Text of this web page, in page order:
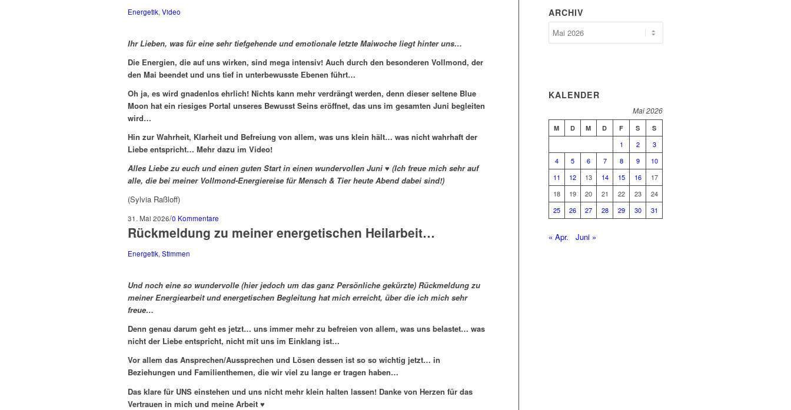
Energetik, Video
Ihr Lieben, was für eine sehr tiefgehende und emotionale letzte Maiwoche liegt hinter uns…
Die Energien, die auf uns wirken, sind mega intensiv! Auch durch den besonderen Vollmond, der
den Mai beendet und uns tief in unterbewusste Ebenen führt…
Oh ja, es wird gnadenlos ehrlich! Nichts kann mehr verdrängt werden, denn dieser seltene Blue
Moon hat ein riesiges Portal unseres Bewusst Seins eröffnet, das uns im gesamten Juni begleiten
wird…
Hin zur Wahrheit, Klarheit und Befreiung von allem, was uns klein hält… was nicht wahrhaft der
Liebe entspricht… Mehr dazu im Video!
Alles Liebe zu euch und einen guten Start in einen wundervollen Juni ♥ (Ich freue mich sehr auf
alle, die bei meiner Vollmond-Energiereise für Mensch & Tier heute Abend dabei sind!)
(Sylvia Raßloff)
31. Mai 2026/0 Kommentare
Rückmeldung zu meiner energetischen Heilarbeit…
Energetik,Stimmen
Und noch eine so wundervolle (hier jedoch um das ganz Persönliche gekürzte) Rückmeldung zu
meiner Energiearbeit und energetischen Begleitung hat mich erreicht, über die ich mich sehr
freue…
Denn genau darum geht es jetzt… uns immer mehr zu befreien von allem, was uns belastet… was
nicht der Liebe entspricht, nicht mit uns im Einklang ist…
Vor allem das Ansprechen/Aussprechen und Lösen dessen ist so so wichtig jetzt… in
Beziehungen und Familienthemen, die wir viel zu lange er tragen haben…
Das klare für UNS einstehen und uns nicht mehr klein halten lassen! Danke von Herzen für das
Vertrauen in mich und meine Arbeit ♥
ARCHIV
KALENDER
Mai 2026
M D M D F S S
1 2
3
4
5 6 7 8 9
10
11
12 13 14 15 16
17
18
19 20 21 22 23
24
25
26 27 28 29 30 31
« Apr. Juni »